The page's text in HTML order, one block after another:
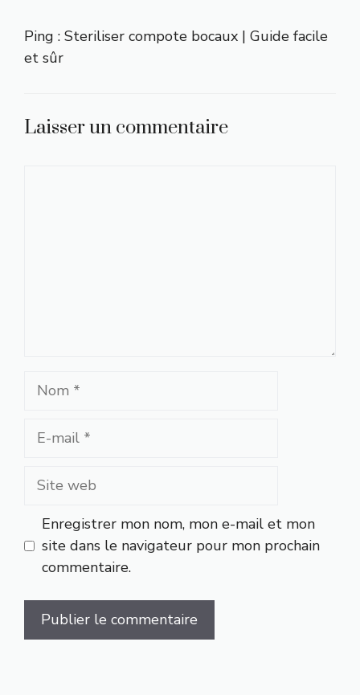
Ping : Steriliser compote bocaux | Guide facile
et sûr
Laisser un commentaire
Nom
Site
Enregistrer mon nom, mon e-mail et mon
site dans le navigateur pour mon prochain
commentaire.